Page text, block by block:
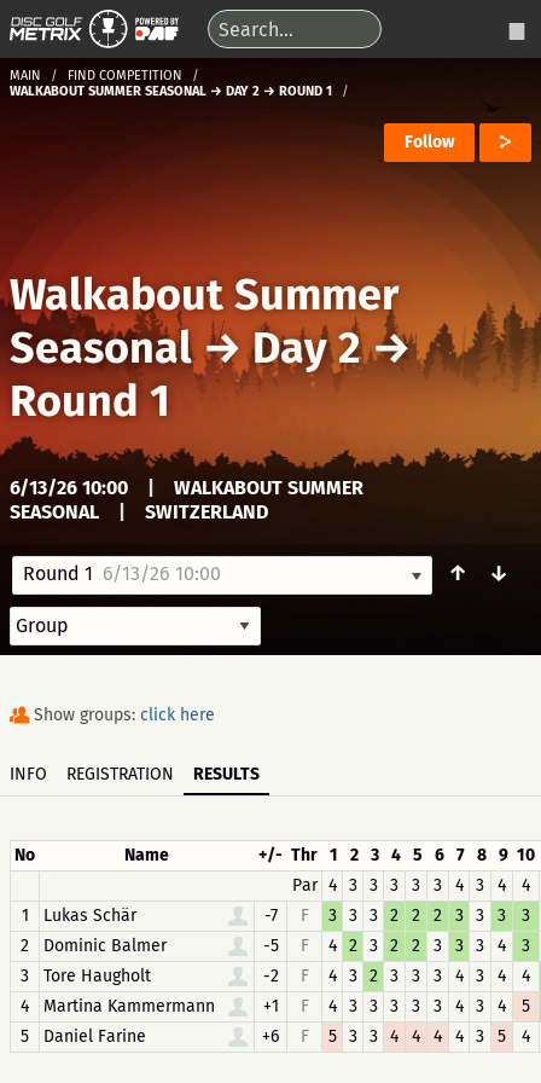
MAIN
FIND COMPETITION
WALKABOUT SUMMER SEASONAL → DAY 2 → ROUND 1
Follow
Walkabout Summer
Seasonal→Day 2→
Round 1
6/13/26 10:00
WALKABOUT SUMMER
SEASONAL
SWITZERLAND
Round 1 6/13/26 10:00 ↑ ↓
Show groups: click here
INFO REGISTRATION RESULTS
No Name +/- Thr 1 2 3 4 5 6 7 8 9 10
Par 4 3 3 3 3 3 4 3 4
4
1
Lukas Schär -7 F 3 3 3 2 2 2 3 3 3
3
2
Dominic Balmer -5 F 4 2 3 2 2 3 3 3 4
3
3
Tore Haugholt -2 F 4 3 2 3 3 3 4 3 4
4
4
Martina Kammermann +1 F 4 3 3 3 3 3 4 3 4
5
5
Daniel Farine +6 F 5 3 3 4 4 4 4 3 5 4